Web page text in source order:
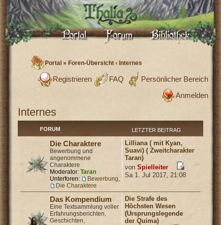
Portal »Foren-Übersicht ‹ Internes
Persönlicher Bereich
FAQ
Registrieren
Anmelden
Internes
FORUM LETZTER BEITRAG
Die Charaktere
Bewerbung und
angenommene
Charaktere
Moderator: Taran
Unterforen:
Bewerbung,
Die Charaktere
Lilliana ( mit Kyan,
Suavi) ( Zweitcharakter
Taran)
vonSpielleiter
Sa 1. Jul 2017, 21:08
Das Kompendium
Eine Textsammlung voller
Erfahrungsberichten,
Geschichten,
Die Strafe des
Höchsten Wesen
(Ursprungslegende
der Quima)